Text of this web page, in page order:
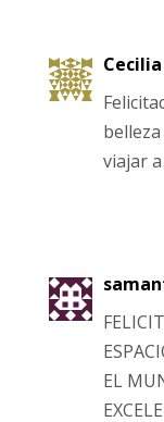
Cecilia
viajar
EL